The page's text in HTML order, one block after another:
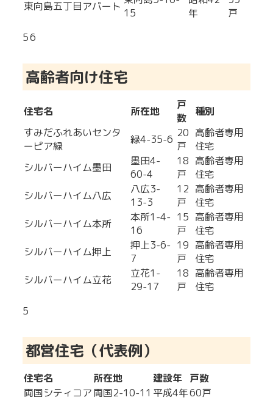
東向島五丁目アパート 15
年
戸
56
高齢者向け住宅
住宅名 所在地
戸
数
種別
すみだふれあいセンタ
ーピア緑
緑4-35-6 20
戸
高齢者専用
住宅
シルバーハイム墨田
墨田4-
60-4
18
戸
高齢者専用
住宅
シルバーハイム八広
八広3-
13-3
12
戸
高齢者専用
住宅
シルバーハイム本所
本所1-4-
16
15
戸
高齢者専用
住宅
シルバーハイム押上
押上3-6-
7
19
戸
高齢者専用
住宅
シルバーハイム立花
立花1-
29-17
18
戸
高齢者専用
住宅
5
都営住宅（代表例）
住宅名 所在地 建設年 戸数
両国シティコア両国2-10-11 平成4年60戸